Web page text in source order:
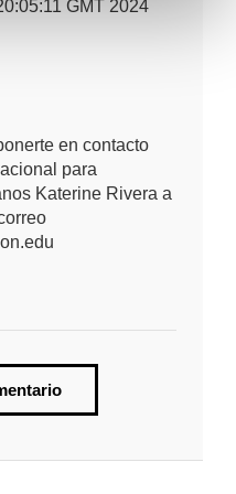
GMT 2024
en contacto
para
Katerine Rivera a